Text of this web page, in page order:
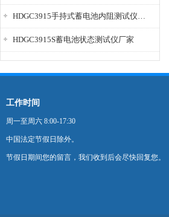
HDGC3915手持式蓄电池内阻测试仪厂家
HDGC3915S蓄电池状态测试仪厂家
工作时间
周一至周六 8:00-17:30
中国法定节假日除外。
节假日期间您的留言，我们收到后会尽快回复您。